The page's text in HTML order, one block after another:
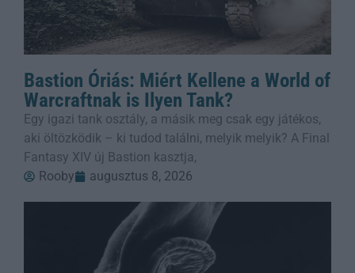
Bastion Óriás: Miért Kellene a World of
Warcraftnak is Ilyen Tank?
Egy igazi tank osztály, a másik meg csak egy játékos,
aki öltözködik – ki tudod találni, melyik melyik? A Final
Fantasy XIV új Bastion kasztja,
Rooby
augusztus 8, 2026